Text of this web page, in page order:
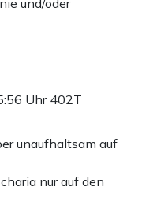
Uhr 402T
unaufhaltsam auf
nur auf den